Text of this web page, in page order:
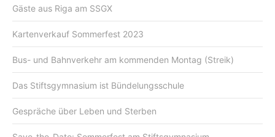
Gäste aus Riga am SSGX
Kartenverkauf Sommerfest 2023
Bus- und Bahnverkehr am kommenden Montag (Streik)
Das Stiftsgymnasium ist Bündelungsschule
Gespräche über Leben und Sterben